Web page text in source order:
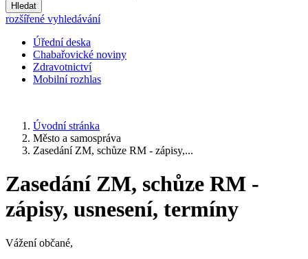
Hledat
rozšířené vyhledávání
Úřední deska
Chabařovické noviny
Zdravotnictví
Mobilní rozhlas
Úvodní stránka
Město a samospráva
Zasedání ZM, schůze RM - zápisy,...
Zasedání ZM, schůze RM -
zápisy, usnesení, termíny
Vážení občané,